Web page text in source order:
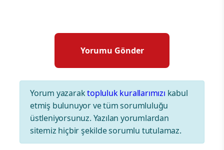
Yorum yazaraktopluluk kurallarımızı kabul
etmiş bulunuyor ve tüm sorumluluğu
üstleniyorsunuz. Yazılan yorumlardan
sitemiz hiçbir şekilde sorumlu tutulamaz.